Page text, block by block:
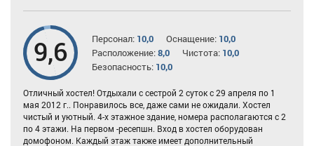
9,6 Персонал: 10,0 Оснащение: 10,0
Расположение:8,0 Чистота: 10,0
Безопасность: 10,0
Отличный хостел! Отдыхали с сестрой 2 суток с 29 апреля по 1
мая 2012 г.. Понравилось все, даже сами не ожидали. Хостел
чистый и уютный. 4-х этажное здание, номера располагаются с 2
по 4 этажи. На первом -ресепшн. Вход в хостел оборудован
домофоном. Каждый этаж также имеет дополнительный